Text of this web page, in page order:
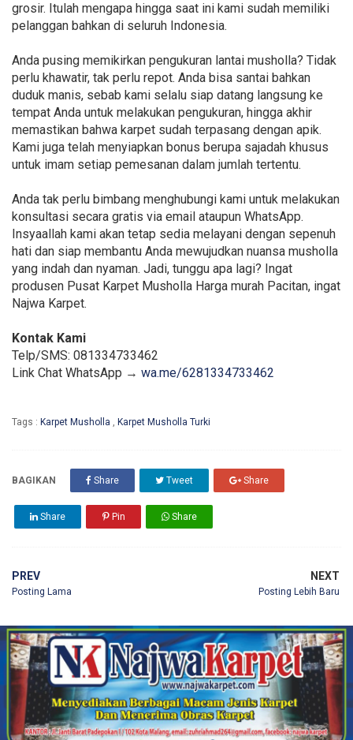
grosir. Itulah mengapa hingga saat ini kami sudah memiliki
pelanggan bahkan di seluruh Indonesia.
Anda pusing memikirkan pengukuran lantai musholla? Tidak
perlu khawatir, tak perlu repot. Anda bisa santai bahkan
duduk manis, sebab kami selalu siap datang langsung ke
tempat Anda untuk melakukan pengukuran, hingga akhir
memastikan bahwa karpet sudah terpasang dengan apik.
Kami juga telah menyiapkan bonus berupa sajadah khusus
untuk imam setiap pemesanan dalam jumlah tertentu.
Anda tak perlu bimbang menghubungi kami untuk melakukan
konsultasi secara gratis via email ataupun WhatsApp.
Insyaallah kami akan tetap sedia melayani dengan sepenuh
hati dan siap membantu Anda mewujudkan nuansa musholla
yang indah dan nyaman. Jadi, tunggu apa lagi? Ingat
produsen Pusat Karpet Musholla Harga murah Pacitan, ingat
Najwa Karpet.
Kontak Kami
Telp/SMS: 081334733462
Link Chat WhatsApp → wa.me/6281334733462
Tags : Karpet Musholla , Karpet Musholla Turki
BAGIKAN Share Tweet Share
Share Pin Share
PREV
Posting Lama
NEXT
Posting Lebih Baru